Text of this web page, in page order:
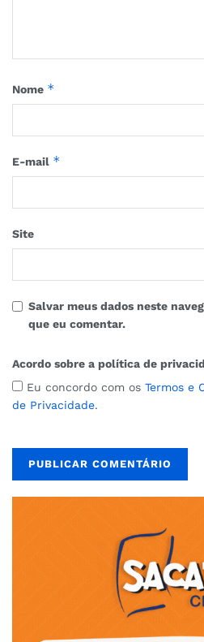
Nome *
E-mail *
Site
Salvar meus dados neste
que eu comentar.
Acordo sobre a política de
Eu concordo com os Termos e
de Privacidade.